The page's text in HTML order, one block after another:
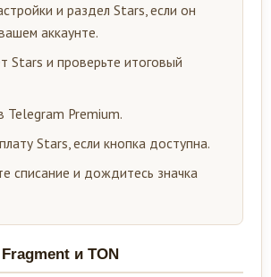
и раздел Stars, если он
аккаунте.
Stars и проверьте итоговый
Telegram Premium.
Stars, если кнопка доступна.
списание и дождитесь значка
и TON